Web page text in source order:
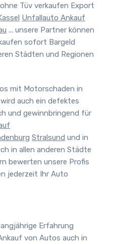
Tüv verkaufen Export
Unfallauto Ankauf
... unsere Partner können
sofort Bargeld
Städten und Regionen
mit Motorschaden in
auch ein defektes
und gewinnbringend für
Stralsund und in
in allen anderen Städte
bewerten unsere Profis
jederzeit Ihr Auto
Erfahrung
von Autos auch in